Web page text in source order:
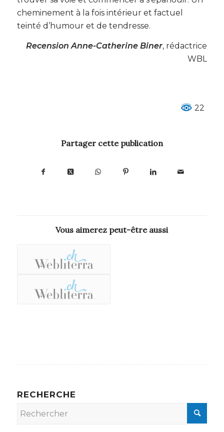
cheminement à la fois intérieur et factuel
teinté d’humour et de tendresse.
Recension Anne-Catherine Biner, rédactrice
WBL
22
Partager cette publication
Vous aimerez peut-être aussi
RECHERCHE